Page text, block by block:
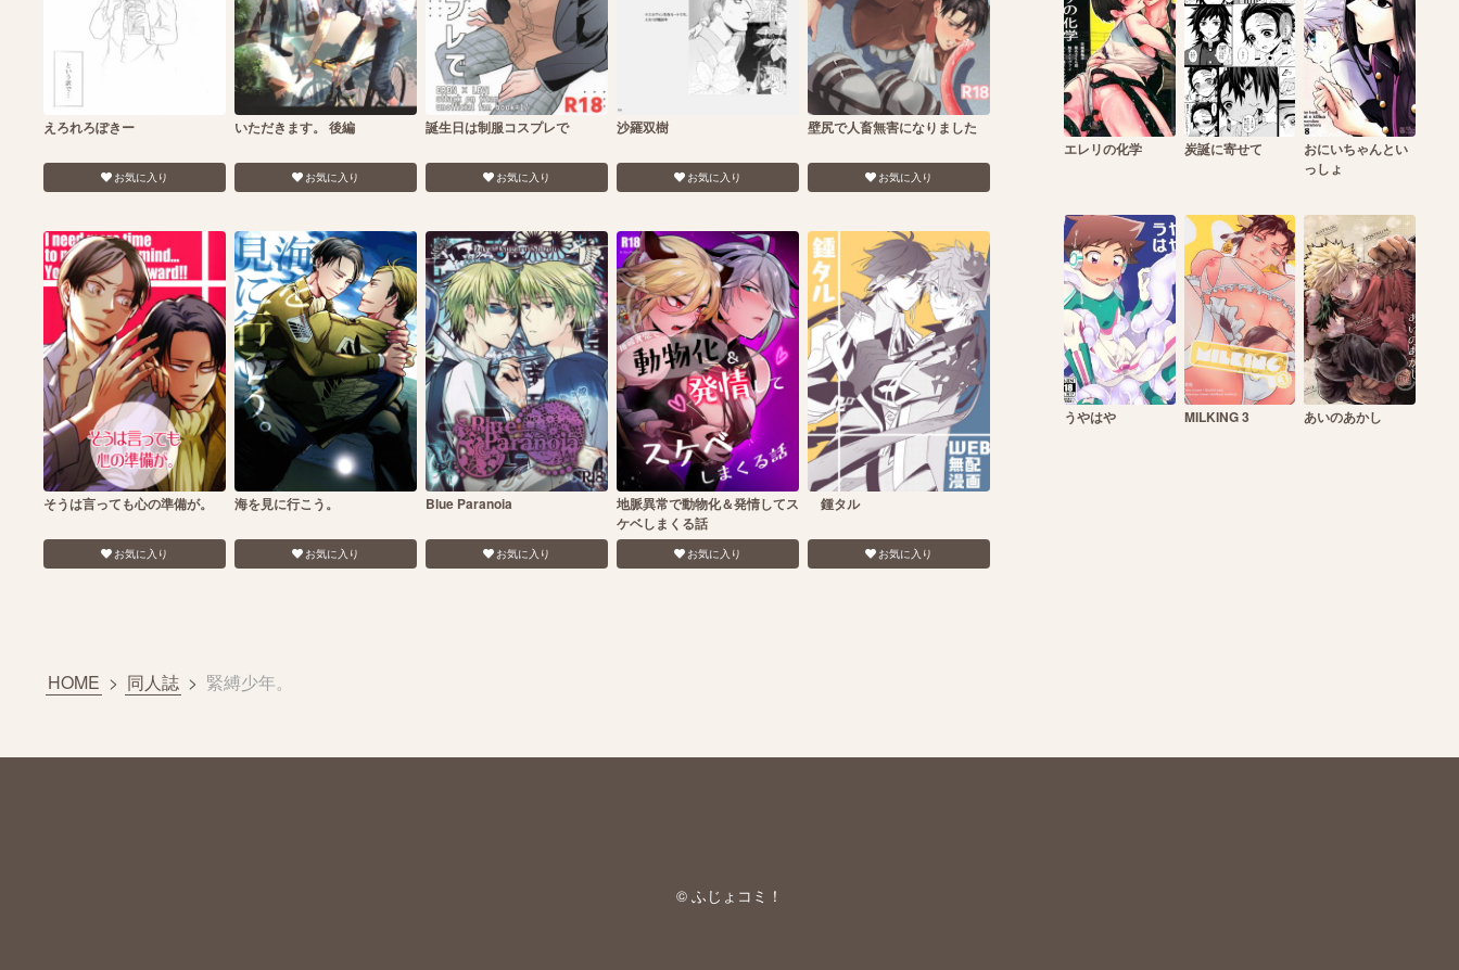
えろれろぽきー
お気に入り
いただきます。 後編
お気に入り
誕生日は制服コスプレで
お気に入り
沙羅双樹
お気に入り
壁尻で人畜無害になりました
お気に入り
そうは言っても心の準備が。
お気に入り
海を見に行こう。
お気に入り
Blue Paranoia
お気に入り
地脈異常で動物化＆発情してス
ケベしまくる話
お気に入り
鍾タル
お気に入り
HOME > 同人誌 > 緊縛少年。
エレリの化学 炭誕に寄せて
おにいちゃんとい
っしょ
うやはや MILKING 3 あいのあかし
© ふじょコミ！